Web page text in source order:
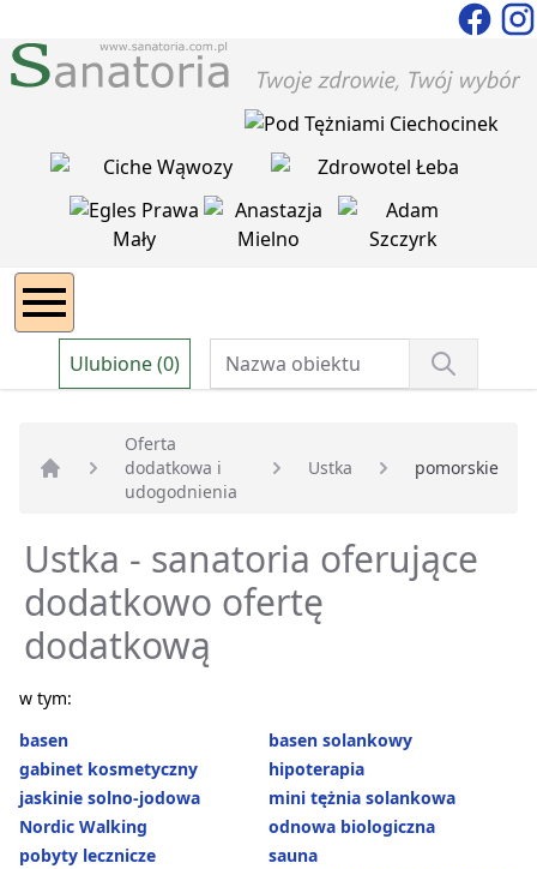
Ulubione (0)
Strona główna
Oferta
dodatkowa i
udogodnienia
Ustka pomorskie
Ustka - sanatoria oferujące
dodatkowo ofertę
dodatkową
w tym:
basen
basen solankowy
gabinet kosmetyczny
hipoterapia
jaskinie solno-jodowa
mini tężnia solankowa
Nordic Walking
odnowa biologiczna
pobyty lecznicze
sauna